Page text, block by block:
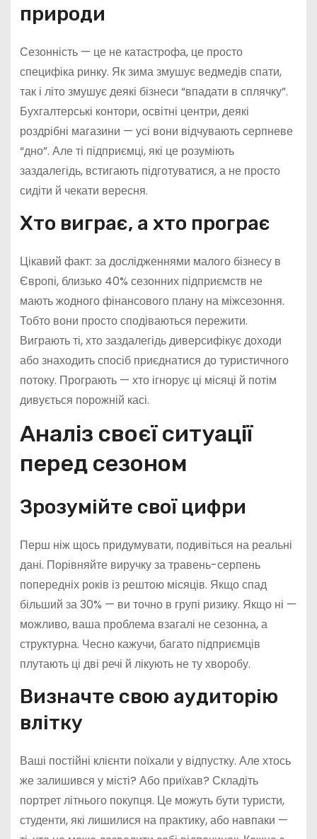
природи
Сезонність — це не катастрофа, це просто
специфіка ринку. Як зима змушує ведмедів спати,
так і літо змушує деякі бізнеси “впадати в сплячку”.
Бухгалтерські контори, освітні центри, деякі
роздрібні магазини — усі вони відчувають серпневе
“дно”. Але ті підприємці, які це розуміють
заздалегідь, встигають підготуватися, а не просто
сидіти й чекати вересня.
Хто виграє, а хто програє
Цікавий факт: за дослідженнями малого бізнесу в
Європі, близько 40% сезонних підприємств не
мають жодного фінансового плану на міжсезоння.
Тобто вони просто сподіваються пережити.
Виграють ті, хто заздалегідь диверсифікує доходи
або знаходить спосіб приєднатися до туристичного
потоку. Програють — хто ігнорує ці місяці й потім
дивується порожній касі.
Аналіз своєї ситуації
перед сезоном
Зрозумійте свої цифри
Перш ніж щось придумувати, подивіться на реальні
дані. Порівняйте виручку за травень-серпень
попередніх років із рештою місяців. Якщо спад
більший за 30% — ви точно в групі ризику. Якщо ні —
можливо, ваша проблема взагалі не сезонна, а
структурна. Чесно кажучи, багато підприємців
плутають ці дві речі й лікують не ту хворобу.
Визначте свою аудиторію
влітку
Ваші постійні клієнти поїхали у відпустку. Але хтось
же залишився у місті? Або приїхав? Складіть
портрет літнього покупця. Це можуть бути туристи,
студенти, які лишилися на практику, або навпаки —